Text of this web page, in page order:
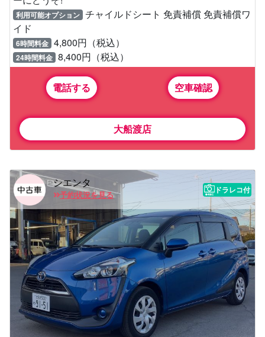
利用可能オプション チャイルドシート 免責補償 免責補償ワ
イド
6時間料金 4,800円（税込）
24時間料金 8,400円（税込）
電話する 空車確認
大船渡店
シエンタ
予約状況を見る
ドラレコ付